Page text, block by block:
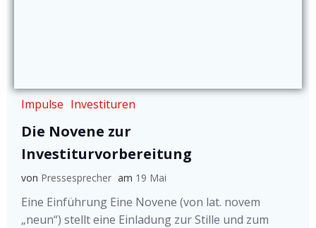
Impulse Investituren
Die Novene zur
Investiturvorbereitung
von Pressesprecher am 19 Mai
Eine Einführung Eine Novene (von lat. novem
„neun“) stellt eine Einladung zur Stille und zum